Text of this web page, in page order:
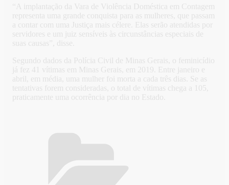
“A implantação da Vara de Violência Doméstica em Contagem
representa uma grande conquista para as mulheres, que passam
a contar com uma Justiça mais célere. Elas serão atendidas por
servidores e um juiz sensíveis às circunstâncias especiais de
suas causas”, disse.
Segundo dados da Polícia Civil de Minas Gerais, o feminicídio
já fez 41 vítimas em Minas Gerais, em 2019. Entre janeiro e
abril, em média, uma mulher foi morta a cada três dias. Se as
tentativas forem consideradas, o total de vítimas chega a 105,
praticamente uma ocorrência por dia no Estado.